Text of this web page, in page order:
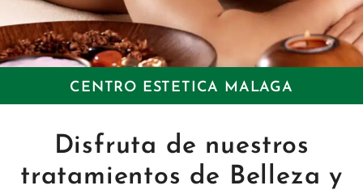
CENTRO ESTETICA MALAGA
Disfruta de nuestros
tratamientos de Belleza y